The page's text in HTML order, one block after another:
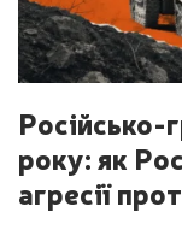
Російсько-
року: як
агресії